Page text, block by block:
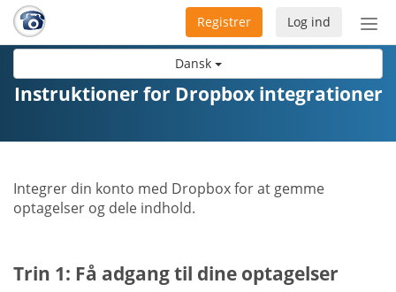
Dansk
Slå
Log ind
Registrer
Instruktioner for Dropbox integrationer
Integrer din konto med Dropbox for at gemme
optagelser og dele indhold.
Trin 1: Få adgang til dine optagelser